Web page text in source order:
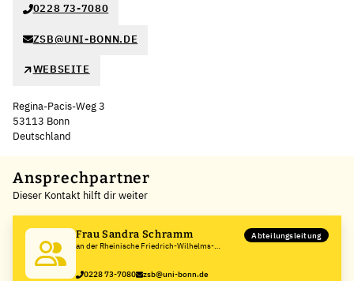
0228 73-7080
ZSB@UNI-BONN.DE
WEBSEITE
Regina-Pacis-Weg 3
53113 Bonn
Deutschland
+
−
Ansprechpartner
Dieser Kontakt hilft dir weiter
Frau Sandra Schramm
an der Rheinische Friedrich-Wilhelms-
Abteilungsleitung
0228 73-7080 zsb@uni-bonn.de